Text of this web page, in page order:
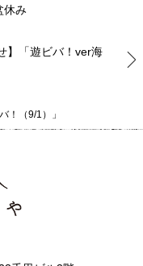
休み
】「遊ビバ！ver海
！（9/1）」